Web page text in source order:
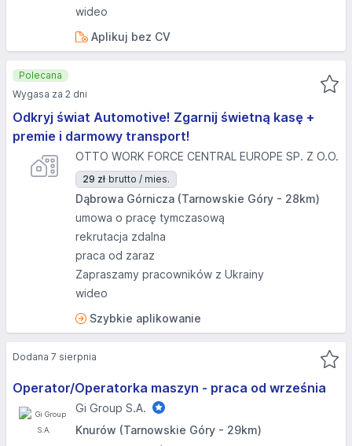
wideo
Aplikuj bez CV
Odkryj świat Automotive! Zgarnij świetną kasę +
premie i darmowy transport!
OTTO WORK FORCE CENTRAL EUROPE SP. Z O.O.
29 zł brutto / mies.
Dąbrowa Górnicza (Tarnowskie Góry - 28km)
umowa o pracę tymczasową
rekrutacja zdalna
praca od zaraz
Zapraszamy pracowników z Ukrainy
wideo
Szybkie aplikowanie
Polecana
Wygasa za 2 dni
Operator/Operatorka maszyn - praca od września
Gi Group S.A.
Knurów (Tarnowskie Góry - 29km)
Dodana 7 sierpnia